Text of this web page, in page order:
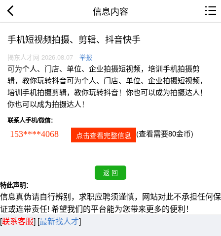
信息内容
手机短视频拍摄、剪辑、抖音快手
揭东人才网 2026.08.07 举报
可为个人、门店、单位、企业拍摄短视频，培训手机拍摄剪
辑，教你玩转抖音可为个人、门店、单位、企业拍摄短视频，
培训手机拍摄剪辑，教你玩转抖音！你也可以成为拍摄达人！
你也可以成为拍摄达人！
联系人手机/微信：
153****4068 点击查看完整信息 (查看需要80金币)
特此声明：
信息真伪请自行辨别，求职应聘须谨慎，网站对此不承担任何保
证或连带责任! 希望我们的平台能为您带来更多的便利！
[联系客服] [最新找人才]